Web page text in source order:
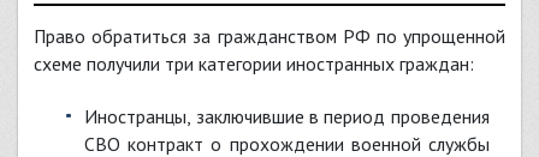
Право обратиться за гражданством РФ по упрощенной
схеме получили три категории иностранных граждан:
Иностранцы, заключившие в период проведения
СВО контракт о прохождении военной службы